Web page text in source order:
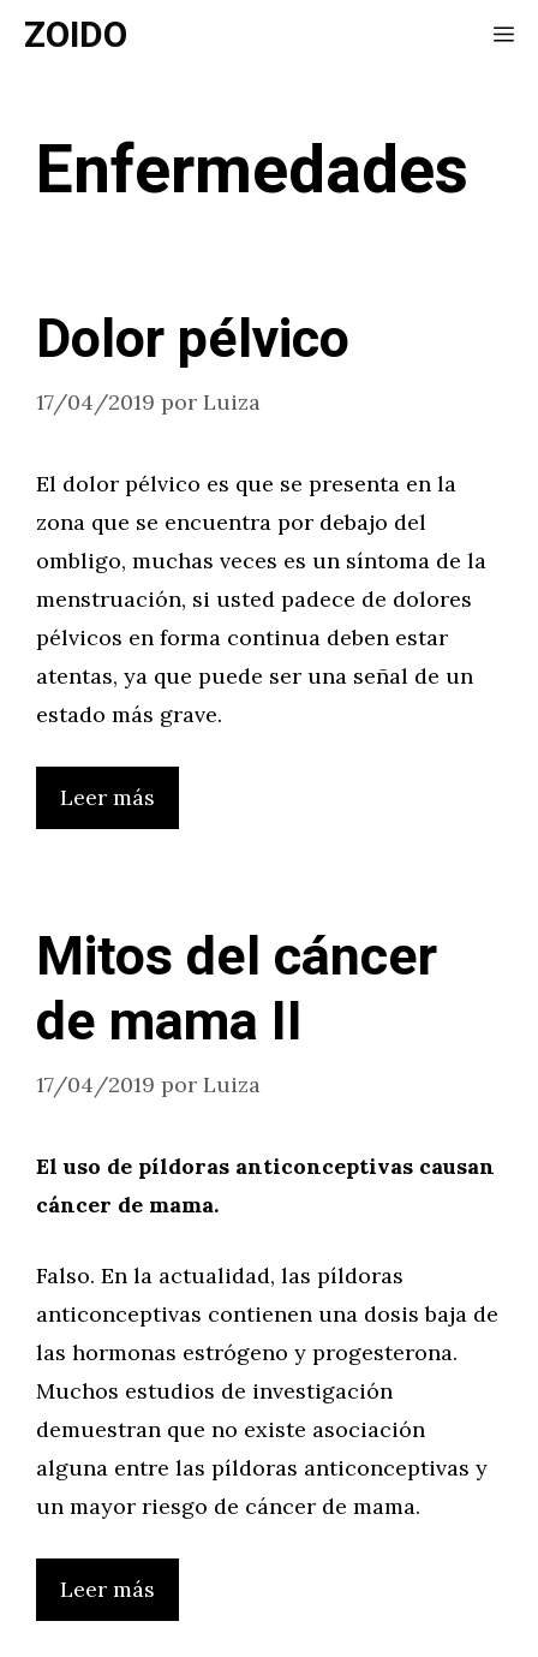
Saltar
ZOIDO
Enfermedades
Dolor pélvico
17/04/2019 por Luiza
El dolor pélvico es que se presenta en la
zona que se encuentra por debajo del
ombligo, muchas veces es un síntoma de la
menstruación, si usted padece de dolores
pélvicos en forma continua deben estar
atentas, ya que puede ser una señal de un
estado más grave.
Leer más
Mitos del cáncer
de mama II
17/04/2019 por Luiza
El uso de píldoras anticonceptivas causan
cáncer de mama.
Falso. En la actualidad, las píldoras
anticonceptivas contienen una dosis baja de
las hormonas estrógeno y progesterona.
Muchos estudios de investigación
demuestran que no existe asociación
alguna entre las píldoras anticonceptivas y
un mayor riesgo de cáncer de mama.
Leer más